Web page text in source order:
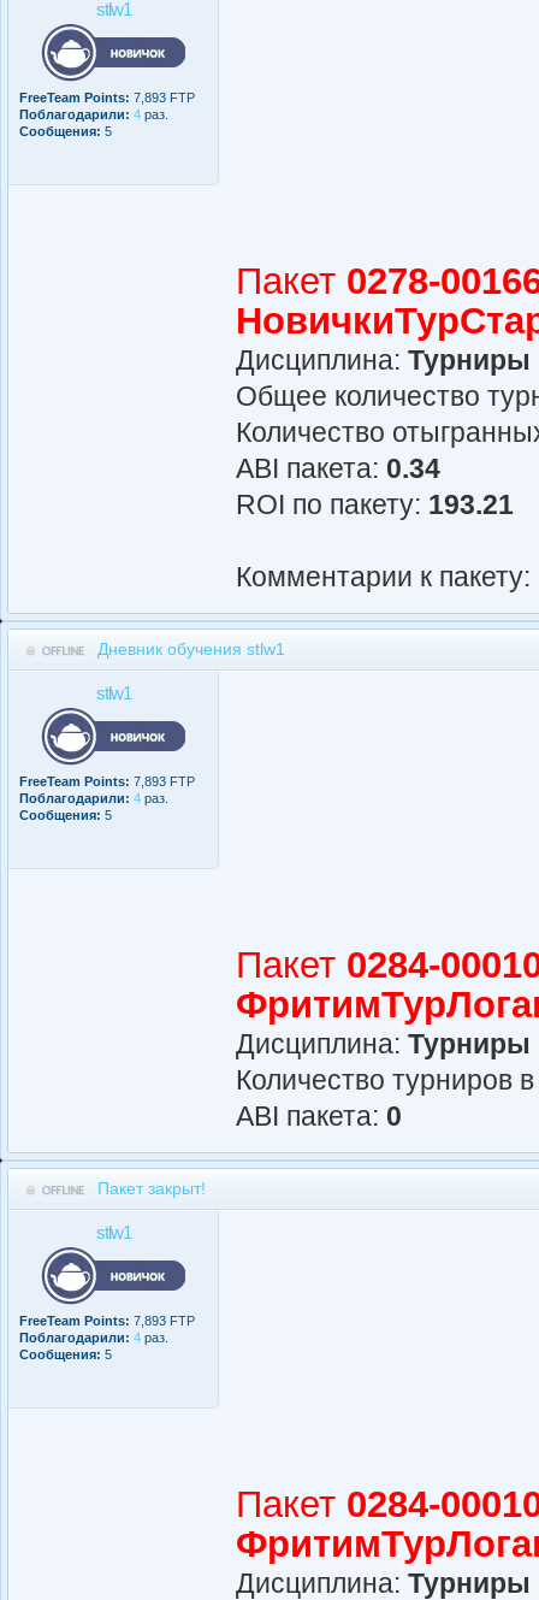
stlw1
FreeTeam Points: 7,893 FTP
Поблагодарили: 4 раз.
Сообщения: 5
Пакет 0278-
Дисциплина: Турниры
Общее количество
Количество
АBI пакета: 0.34
ROI по пакету: 193.21
Комментарии к пакету:
Дневник обучения stlw1
stlw1
FreeTeam Points: 7,893 FTP
Поблагодарили: 4 раз.
Сообщения: 5
Пакет 0284-
Дисциплина: Турниры
Количество турниров
АBI пакета: 0
Пакет закрыт!
stlw1
FreeTeam Points: 7,893 FTP
Поблагодарили: 4 раз.
Сообщения: 5
Пакет 0284-
Дисциплина: Турниры